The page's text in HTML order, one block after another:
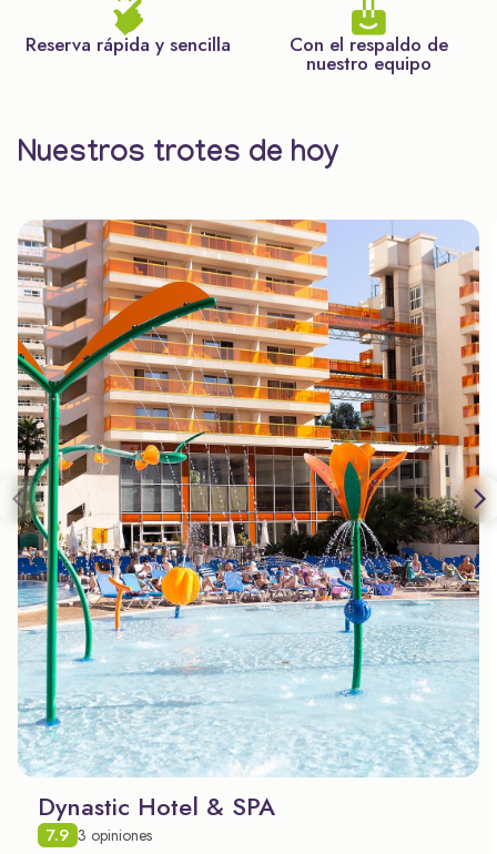
Reserva rápida y sencilla Con el respaldo de
nuestro equipo
Nuestros trotes de hoy
Dynastic Hotel & SPA
7.9 3 opiniones